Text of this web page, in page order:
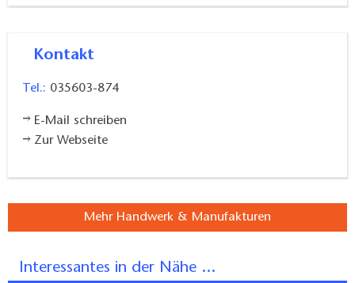
Kontakt
Tel.: 035603-874
E-Mail schreiben
Zur Webseite
Mehr Handwerk & Manufakturen
Interessantes in der Nähe ...